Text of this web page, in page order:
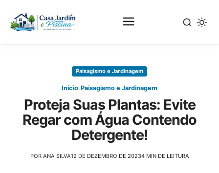
principal
Paisagismo e Jardinagem
Início›Paisagismo e Jardinagem
Proteja Suas Plantas: Evite
Regar com Água Contendo
Detergente!
POR ANA SILVA12 DE DEZEMBRO DE 20234 MIN DE LEITURA